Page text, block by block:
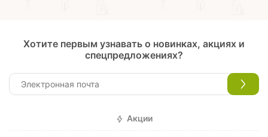
Хотите первым узнавать о новинках, акциях и
спецпредложениях?
Акции